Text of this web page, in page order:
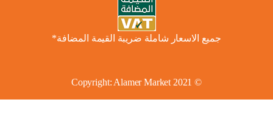
جميع الاسعار شاملة ضريبة القيمة المضافة*
© 2021 Copyright:
Alamer Market